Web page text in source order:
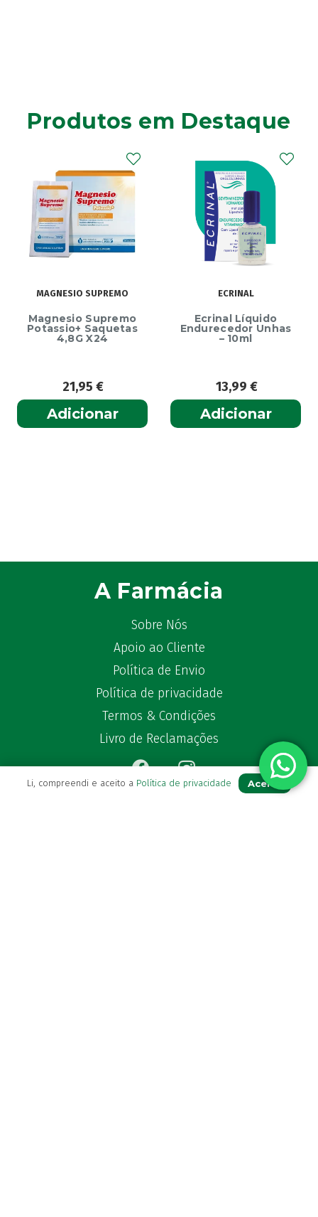
Produtos em Destaque
MAGNESIO SUPREMO
Magnesio Supremo
Potassio+ Saquetas
4,8G X24
21,95€
Adicionar
ECRINAL
Ecrinal Líquido
Endurecedor Unhas
– 10ml
13,99€
Adicionar
A Farmácia
Sobre Nós
Apoio ao Cliente
Política de Envio
Política de privacidade
Termos & Condições
Livro de Reclamações
Li, compreendi e aceito a Política de privacidade Aceito